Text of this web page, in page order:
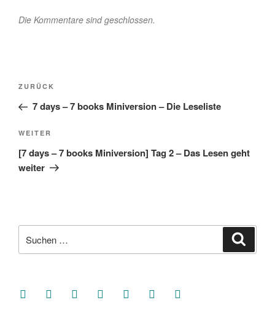
Die Kommentare sind geschlossen.
Beitragsnavigation
Vorheriger
Beitrag
ZURÜCK
7 days – 7 books Miniversion – Die Leseliste
Nächster
Beitrag
WEITER
[7 days – 7 books Miniversion] Tag 2 – Das Lesen geht
weiter
nach:
facebooksoundcloud
twitter mastodoninstagramthreads goodreads